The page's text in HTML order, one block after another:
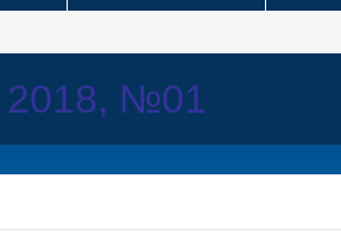
2018, №01